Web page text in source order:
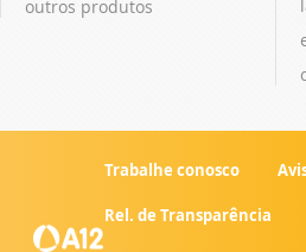
outros produtos
Trabalhe conosco
Rel. de Transparência